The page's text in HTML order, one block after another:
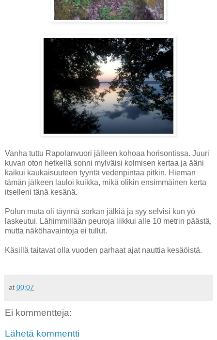
Vanha tuttu Rapolanvuori jälleen kohoaa horisontissa. Juuri
kuvan oton hetkellä sonni mylväisi kolmisen kertaa ja ääni
kaikui kaukaisuuteen tyyntä vedenpintaa pitkin. Hieman
tämän jälkeen lauloi kuikka, mikä olikin ensimmäinen kerta
itselleni tänä kesänä.
Polun muta oli täynnä sorkan jälkiä ja syy selvisi kun yö
laskeutui. Lähimmillään peuroja liikkui alle 10 metrin päästä,
mutta näköhavaintoja ei tullut.
Käsillä taitavat olla vuoden parhaat ajat nauttia kesäöistä.
at 00:07
Ei kommentteja:
Lähetä kommentti